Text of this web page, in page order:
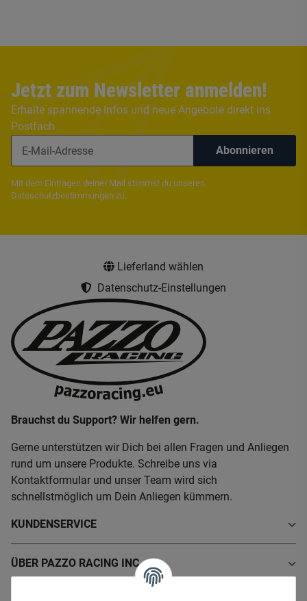
Jetzt zum Newsletter anmelden!
Erhalte spannende Infos und neue Angebote direkt ins
Postfach
Abonnieren
Mit dem Eintragen deiner Mail stimmst du unseren
Dateschutzbestimmungen zu.
Lieferland wählen
Datenschutz-Einstellungen
Brauchst du Support? Wir helfen gern.
Gerne unterstützen wir Dich bei allen Fragen und Anliegen
rund um unsere Produkte. Schreibe uns via
Kontaktformular und unser Team wird sich
schnellstmöglich um Dein Anliegen kümmern.
KUNDENSERVICE
ÜBER PAZZO RACING INC.